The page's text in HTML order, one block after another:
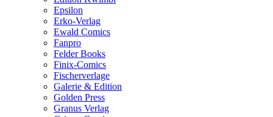
Epsilon
Erko-Verlag
Ewald Comics
Fanpro
Felder Books
Finix-Comics
Fischerverlage
Galerie & Edition
Golden Press
Granus Verlag